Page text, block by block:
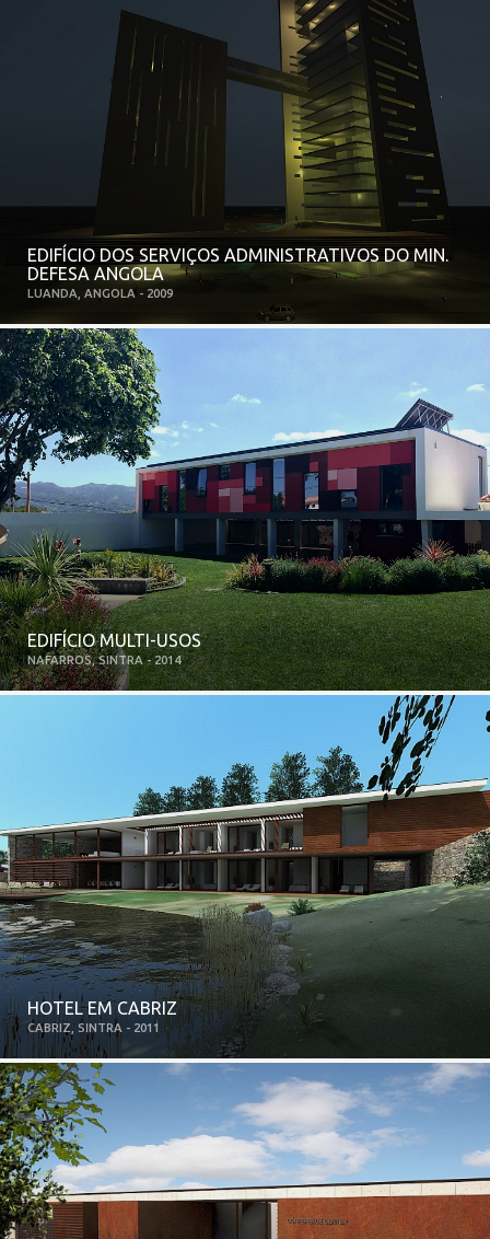
EDIFÍCIO DOS SERVIÇOS ADMINISTRATIVOS DO MIN.
DEFESA ANGOLA
LUANDA, ANGOLA - 2009
EDIFÍCIO MULTI-USOS
NAFARROS, SINTRA - 2014
HOTEL EM CABRIZ
CABRIZ, SINTRA - 2011